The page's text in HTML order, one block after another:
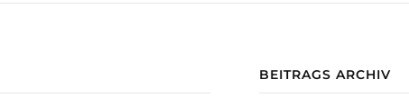
BEITRAGS ARCHIV